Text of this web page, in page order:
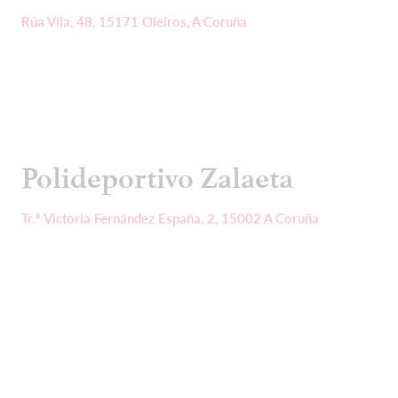
Rúa Vila, 48, 15171 Oleiros, A Coruña
Polideportivo Zalaeta
Tr.ª Victoria Fernández España, 2, 15002 A Coruña